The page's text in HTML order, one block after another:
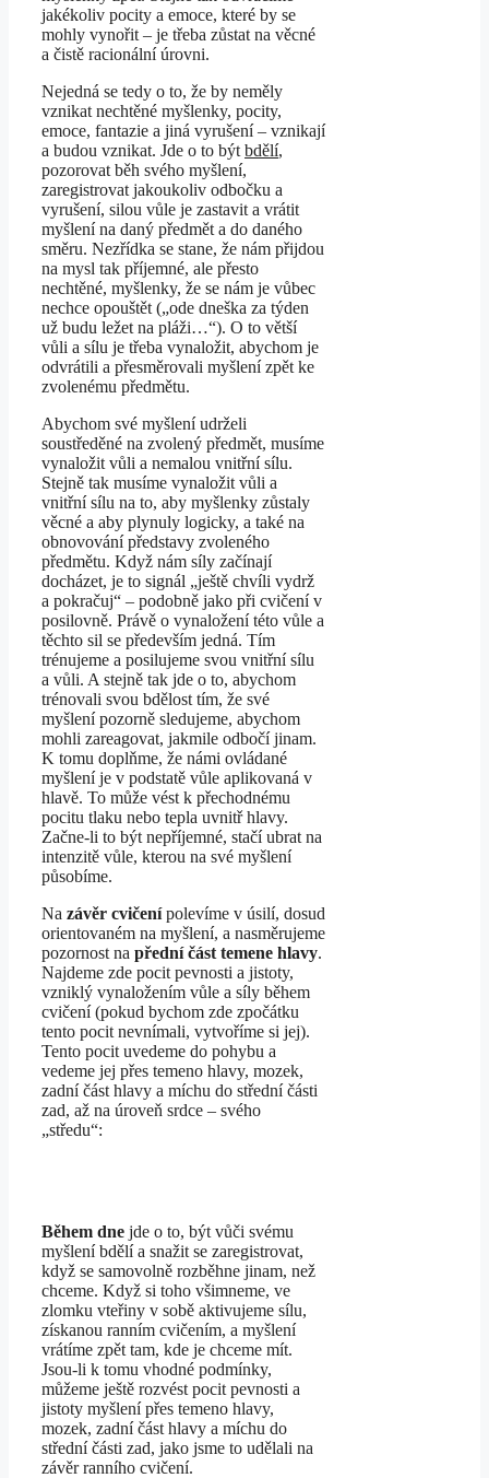
jakékoliv pocity a emoce, které by se
mohly vynořit – je třeba zůstat na věcné
a čistě racionální úrovni.
Nejedná se tedy o to, že by neměly
vznikat nechtěné myšlenky, pocity,
emoce, fantazie a jiná vyrušení – vznikají
a budou vznikat. Jde o to být bdělí,
pozorovat běh svého myšlení,
zaregistrovat jakoukoliv odbočku a
vyrušení, silou vůle je zastavit a vrátit
myšlení na daný předmět a do daného
směru. Nezřídka se stane, že nám přijdou
na mysl tak příjemné, ale přesto
nechtěné, myšlenky, že se nám je vůbec
nechce opouštět („ode dneška za týden
už budu ležet na pláži…“). O to větší
vůli a sílu je třeba vynaložit, abychom je
odvrátili a přesměrovali myšlení zpět ke
zvolenému předmětu.
Abychom své myšlení udrželi
soustředěné na zvolený předmět, musíme
vynaložit vůli a nemalou vnitřní sílu.
Stejně tak musíme vynaložit vůli a
vnitřní sílu na to, aby myšlenky zůstaly
věcné a aby plynuly logicky, a také na
obnovování představy zvoleného
předmětu. Když nám síly začínají
docházet, je to signál „ještě chvíli vydrž
a pokračuj“ – podobně jako při cvičení v
posilovně. Právě o vynaložení této vůle a
těchto sil se především jedná. Tím
trénujeme a posilujeme svou vnitřní sílu
a vůli. A stejně tak jde o to, abychom
trénovali svou bdělost tím, že své
myšlení pozorně sledujeme, abychom
mohli zareagovat, jakmile odbočí jinam.
K tomu doplňme, že námi ovládané
myšlení je v podstatě vůle aplikovaná v
hlavě. To může vést k přechodnému
pocitu tlaku nebo tepla uvnitř hlavy.
Začne-li to být nepříjemné, stačí ubrat na
intenzitě vůle, kterou na své myšlení
působíme.
Na závěr cvičenípolevíme v úsilí, dosud
orientovaném na myšlení, a nasměrujeme
pozornost na přední část temene hlavy.
Najdeme zde pocit pevnosti a jistoty,
vzniklý vynaložením vůle a síly během
cvičení (pokud bychom zde zpočátku
tento pocit nevnímali, vytvoříme si jej).
Tento pocit uvedeme do pohybu a
vedeme jej přes temeno hlavy, mozek,
zadní část hlavy a míchu do střední části
zad, až na úroveň srdce – svého
„středu“:
Během dne jde o to, být vůči svému
myšlení bdělí a snažit se zaregistrovat,
když se samovolně rozběhne jinam, než
chceme. Když si toho všimneme, ve
zlomku vteřiny v sobě aktivujeme sílu,
získanou ranním cvičením, a myšlení
vrátíme zpět tam, kde je chceme mít.
Jsou-li k tomu vhodné podmínky,
můžeme ještě rozvést pocit pevnosti a
jistoty myšlení přes temeno hlavy,
mozek, zadní část hlavy a míchu do
střední části zad, jako jsme to udělali na
závěr ranního cvičení.